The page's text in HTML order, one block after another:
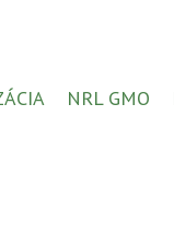
NRL GMO